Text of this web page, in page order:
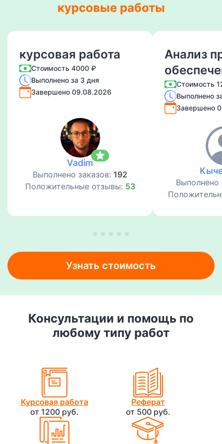
курсовые работы
курсовая работа
Стоимость 4000 ₽
Выполнено за 3 дня
Завершено 09.08.2026
star
Vadim
Выполнено заказов: 192
Положительные отзывы: 53
Анализ
Стоимость
Выполнено
Завершено
Выполнено
Узнать стоимость
Консультации и помощь по
любому типу работ
Курсовая работа
от 1200 руб.
Реферат
от 500 руб.